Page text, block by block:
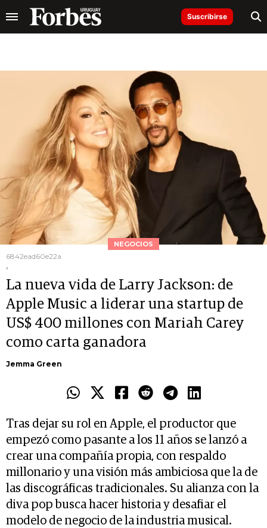
Suscribirse
NEGOCIOS
6842ead60e22a
,
La nueva vida de Larry Jackson: de
Apple Music a liderar una startup de
US$ 400 millones con Mariah Carey
como carta ganadora
Jemma Green
Tras dejar su rol en Apple, el productor que
empezó como pasante a los 11 años se lanzó a
crear una compañía propia, con respaldo
millonario y una visión más ambiciosa que la de
las discográficas tradicionales. Su alianza con la
diva pop busca hacer historia y desafiar el
modelo de negocio de la industria musical.